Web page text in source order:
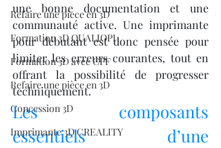
Refaire une piece en 3D
Formation 3D QUALIOPI
Formation 3D avec CPF
Refaire une pièce en 3D
Concession 3D
Imprimante 3D CREALITY
une bonne documentation et une
communauté active. Une imprimante
pour débutant est donc pensée pour
limiter les erreurs courantes, tout en
offrant la possibilité de progresser
techniquement.
Les composants
essentiels d’une